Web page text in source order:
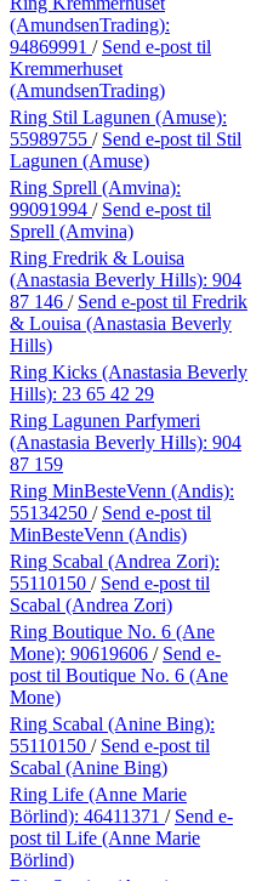
(AmundsenTrading):
94869991 / Send e-post til
Kremmerhuset
(AmundsenTrading)
Ring Stil Lagunen (Amuse):
55989755 / Send e-post til Stil
Lagunen (Amuse)
Ring Sprell (Amvina):
99091994 / Send e-post til
Sprell (Amvina)
Ring Fredrik & Louisa
(Anastasia Beverly Hills): 904
87 146 / Send e-post til Fredrik
& Louisa (Anastasia Beverly
Hills)
Ring Kicks (Anastasia Beverly
Hills): 23 65 42 29
Ring Lagunen Parfymeri
(Anastasia Beverly Hills): 904
87 159
Ring MinBesteVenn (Andis):
55134250 / Send e-post til
MinBesteVenn (Andis)
Ring Scabal (Andrea Zori):
55110150 / Send e-post til
Scabal (Andrea Zori)
Ring Boutique No. 6 (Ane
Mone): 90619606 / Send e-
post til Boutique No. 6 (Ane
Mone)
Ring Scabal (Anine Bing):
55110150 / Send e-post til
Scabal (Anine Bing)
Ring Life (Anne Marie
Börlind): 46411371 / Send e-
post til Life (Anne Marie
Börlind)